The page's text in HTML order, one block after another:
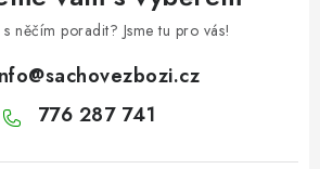
něčím poradit? Jsme tu pro vás!
@sachovezbozi.cz
776 287 741